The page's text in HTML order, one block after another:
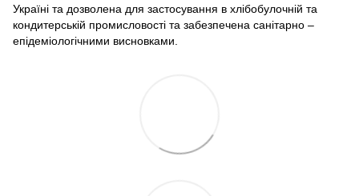
Україні та дозволена для застосування в хлібобулочній та
кондитерській промисловості та забезпечена санітарно –
епідеміологічними висновками.